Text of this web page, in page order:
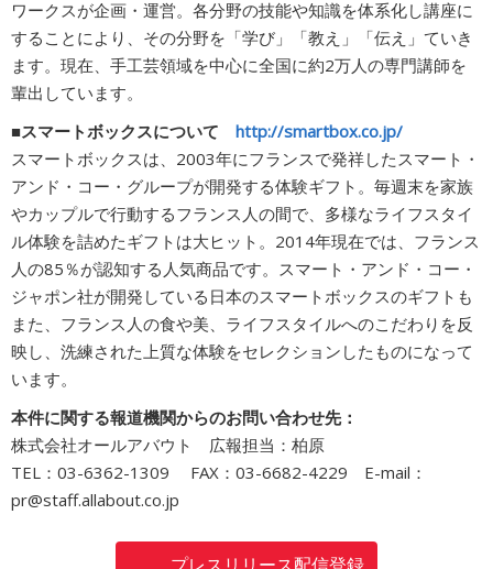
ワークスが企画・運営。各分野の技能や知識を体系化し講座に
することにより、その分野を「学び」「教え」「伝え」ていき
ます。現在、手工芸領域を中心に全国に約2万人の専門講師を
輩出しています。
■スマートボックスについて http://smartbox.co.jp/
スマートボックスは、2003年にフランスで発祥したスマート・
アンド・コー・グループが開発する体験ギフト。毎週末を家族
やカップルで行動するフランス人の間で、多様なライフスタイ
ル体験を詰めたギフトは大ヒット。2014年現在では、フランス
人の85％が認知する人気商品です。スマート・アンド・コー・
ジャポン社が開発している日本のスマートボックスのギフトも
また、フランス人の食や美、ライフスタイルへのこだわりを反
映し、洗練された上質な体験をセレクションしたものになって
います。
本件に関する報道機関からのお問い合わせ先：
株式会社オールアバウト 広報担当：柏原
TEL：03-6362-1309 FAX：03-6682-4229 E-mail：
pr@staff.allabout.co.jp